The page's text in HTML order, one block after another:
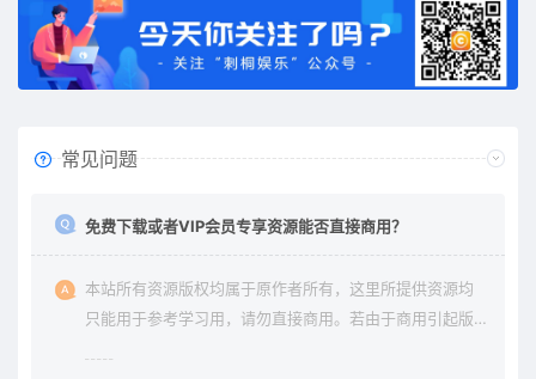
常见问题
免费下载或者VIP会员专享资源能否直接商用？
本站所有资源版权均属于原作者所有，这里所提供资源均
只能用于参考学习用，请勿直接商用。若由于商用引起版